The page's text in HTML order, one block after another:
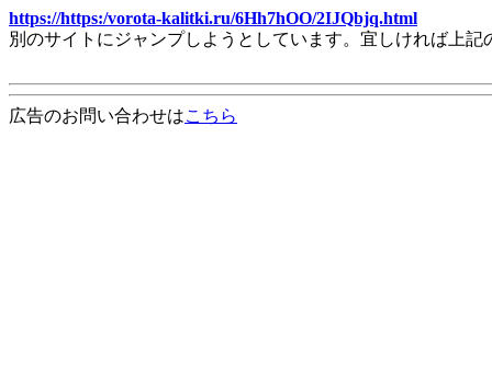
https://https:/vorota-kalitki.ru/6Hh7hOO/2IJQbjq.html
別のサイトにジャンプしようとしています。宜しければ上
広告のお問い合わせはこちら